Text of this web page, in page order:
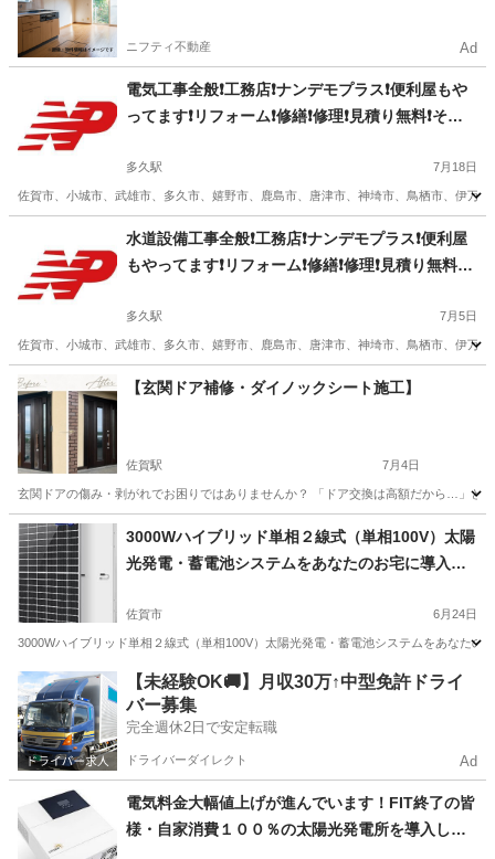
ニフティ不動産 Ad
電気工事全般❗工務店❗ナンデモプラス❗便利屋もや
ってます❗リフォーム❗修繕❗修理❗見積り無料❗その
多久駅 7月18日
佐賀市、小城市、武雄市、多久市、嬉野市、鹿島市、唐津市、神埼市、鳥栖市、伊万
多久駅 電気工事 エコキュート
水道設備工事全般❗工務店❗ナンデモプラス❗便利屋
もやってます❗リフォーム❗修繕❗修理❗見積り無料❗
多久駅 7月5日
佐賀市、小城市、武雄市、多久市、嬉野市、鹿島市、唐津市、神埼市、鳥栖市、伊万
佐賀 多久市 多久駅 水道工事 無料
【玄関ドア補修・ダイノックシート施工】
佐賀駅 7月4日
玄関ドアの傷み・剥がれでお困りではありませんか？ 「ドア交換は高額だから…」と
佐賀 佐賀市 その他 ダイノックシート
3000Wハイブリッド単相２線式（単相100V）太陽
光発電・蓄電池システムをあなたのお宅に導入し3
大幅削減そして停電しない我が家の構築を目指し
ましょう！
佐賀市 6月24日
3000Wハイブリッド単相２線式（単相100V）太陽光発電・蓄電池システムをあなた
佐賀 佐賀市 電気工事
【未経験OK🚚】月収30万↑中型免許ドライ
バー募集
完全週休2日で安定転職
ドライバーダイレクト Ad
電気料金大幅値上げが進んでいます！FIT終了の皆
様・自家消費１００％の太陽光発電所を導入しま